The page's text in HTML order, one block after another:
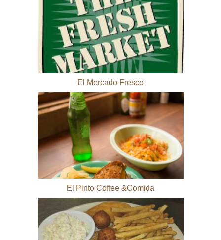
El Mercado Fresco
El Pinto Coffee &Comida